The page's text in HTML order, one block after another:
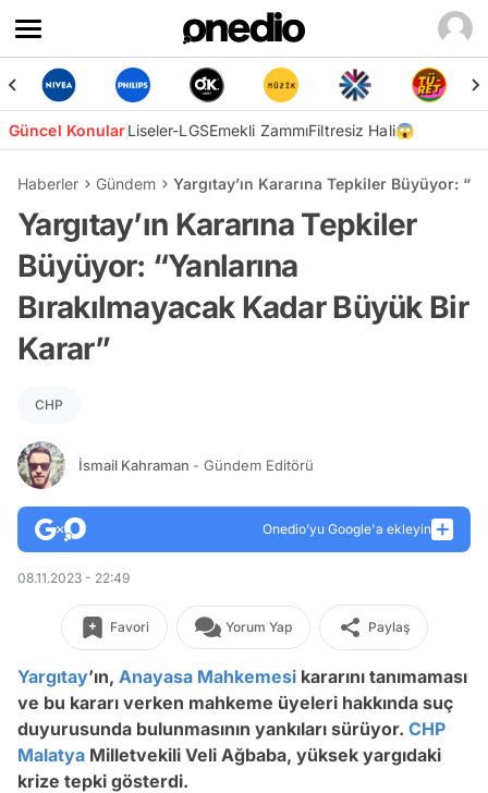
Güncel KonularLiseler-LGSEmekli ZammıFiltresiz Hali😱
Haberler Gündem Yargıtay’ın Kararına Tepkiler Büyüyor:
Yargıtay’ın Kararına Tepkiler
Büyüyor: “Yanlarına
Bırakılmayacak Kadar Büyük Bir
Karar”
CHP
İsmail Kahraman - Gündem Editörü
Onedio’yu Google'a ekleyin
08.11.2023 - 22:49
Favori Yorum Yap Paylaş
Yargıtay’ın, Anayasa Mahkemesi kararını tanımaması
ve bu kararı verken mahkeme üyeleri hakkında suç
duyurusunda bulunmasının yankıları sürüyor. CHP
Malatya Milletvekili Veli Ağbaba, yüksek yargıdaki
krize tepki gösterdi.